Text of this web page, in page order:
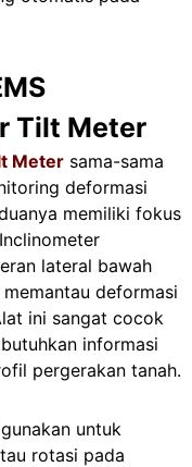
Tilt Meter
Metersama-sama
deformasi
memiliki fokus
lateral bawah
deformasi
ini sangat cocok
informasi
pergerakan tanah.
untuk
rotasi pada